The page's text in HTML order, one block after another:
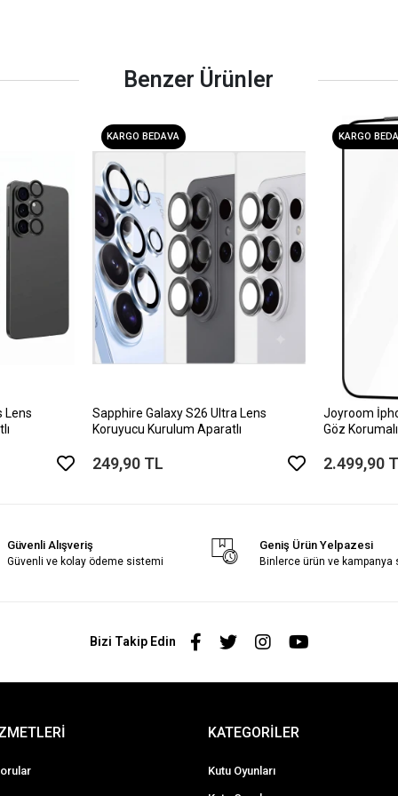
Benzer Ürünler
Lens
KARGO BEDAVA
Sapphire Galaxy S26 Ultra Lens
Koruyucu Kurulum Aparatlı
249,90 TL
KARGO
Joyroom
Göz
2.499,90
Güvenli Alışveriş
Güvenli ve kolay ödeme sistemi
Geniş Ürün Yelpazesi
Binlerce ürün ve kampanya
Bizi Takip Edin
KATEGORİLER
Kutu Oyunları